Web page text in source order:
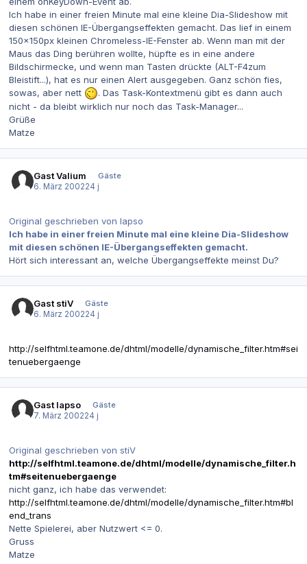
Ich habe in einer freien Minute mal eine kleine Dia-Slideshow mit
diesen schönen IE-Übergangseffekten gemacht. Das lief in einem
150x150px kleinen Chromeless-IE-Fenster ab. Wenn man mit der
Maus das Ding berühren wollte, hüpfte es in eine andere
Bildschirmecke, und wenn man Tasten drückte (ALT-F4zum
Bleistift...), hat es nur einen Alert ausgegeben. Ganz schön fies,
sowas, aber nett
. Das Task-Kontextmenü gibt es dann auch
nicht - da bleibt wirklich nur noch das Task-Manager...
Grüße
Matze
Gast Valium
Gäste
6. März 200224 j
Original geschrieben von lapso
Ich habe in einer freien Minute mal eine kleine Dia-Slideshow
mit diesen schönen IE-Übergangseffekten gemacht.
Hört sich interessant an, welche Übergangseffekte meinst Du?
Gast stiV
Gäste
6. März 200224 j
http://selfhtml.teamone.de/dhtml/modelle/dynamische_filter.htm#sei
tenuebergaenge
Gast lapso
Gäste
7. März 200224 j
Original geschrieben von stiV
http://selfhtml.teamone.de/dhtml/modelle/dynamische_filter.h
tm#seitenuebergaenge
nicht ganz, ich habe das verwendet:
http://selfhtml.teamone.de/dhtml/modelle/dynamische_filter.htm#bl
end_trans
Nette Spielerei, aber Nutzwert <= 0.
Gruss
Matze